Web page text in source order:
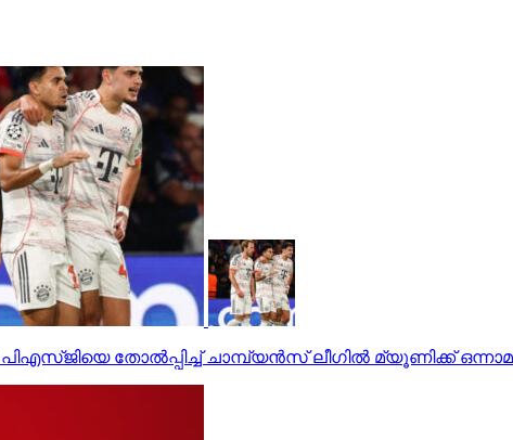
തോല്‍പ്പിച്ച് ചാമ്പ്യന്‍സ് ലീഗില്‍ മ്യൂണിക്ക്